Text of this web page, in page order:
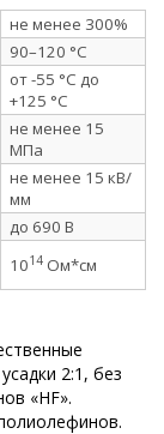
не менее 300%
90–120 °C
от -55 °C до
+125 °C
не менее 15
МПа
не менее 15 кВ/
мм
до 690 В
1014 Ом*см
2:1, без
«HF».